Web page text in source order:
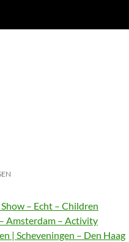
– Echt – Children
Amsterdam – Activity
| Scheveningen – Den Haag